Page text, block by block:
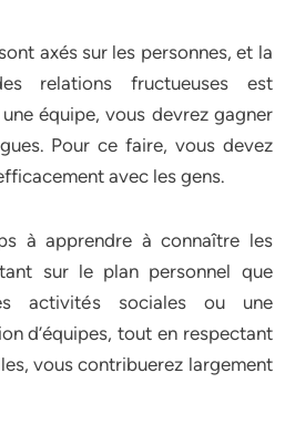
axés sur les personnes, et la
relations fructueuses est
équipe, vous devrez gagner
Pour ce faire, vous devez
avec les gens.
à apprendre à connaître les
sur le plan personnel que
activités sociales ou une
d’équipes, tout en respectant
vous contribuerez largement